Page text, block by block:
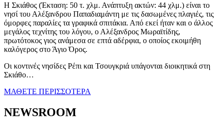
Η Σκιάθος (Έκταση: 50 τ. χλμ. Ανάπτυξη ακτών: 44 χλμ.) είναι το
νησί του Αλέξανδρου Παπαδιαμάντη με τις δασωμένες πλαγιές, τις
όμορφες παραλίες τα γραφικά σπιτάκια. Από εκεί ήταν και ο άλλος
μεγάλος τεχνίτης του λόγου, ο Αλέξανδρος Μωραϊτίδης,
πρωτότοκος γιος ανάμεσα σε επτά αδέρφια, ο οποίος εκοιμήθη
καλόγερος στο Άγιο Όρος.
Οι κοντινές νησίδες Ρέπι και Τσουγκριά υπάγονται διοικητικά στη
Σκιάθο…
ΜΑΘΕΤΕ ΠΕΡΙΣΣΟΤΕΡΑ
NEWSROOM